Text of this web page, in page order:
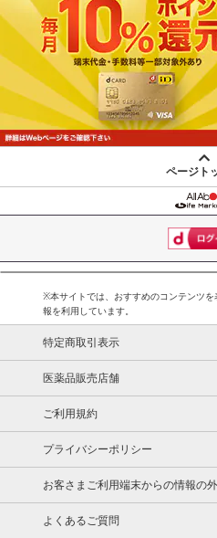
ページト
※本サイトでは、おすすめのコンテンツ
報を利用しています。
特定商取引表示
医薬品販売店舗
ご利用規約
プライバシーポリシー
お客さまご利用端末からの情報の
よくあるご質問